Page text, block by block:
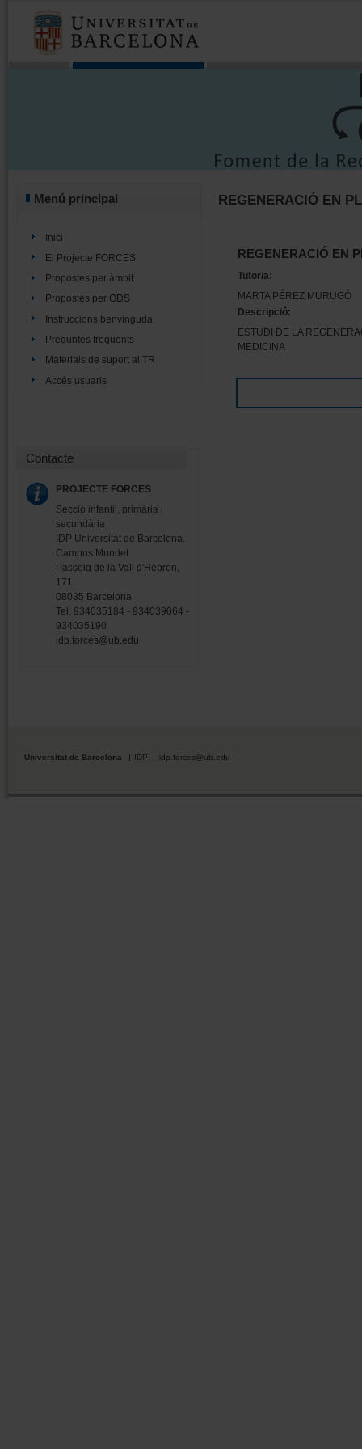
Menú principal
Inici
El Projecte FORCES
Propostes per àmbit
Propostes per ODS
Instruccions benvinguda
Preguntes freqüents
Materials de suport al TR
Accés usuaris
Contacte
PROJECTE FORCES
Secció infantil, primària i
secundària
IDP Universitat de Barcelona.
Campus Mundet
Passeig de la Vall d'Hebron,
171
08035 Barcelona
Tel. 934035184 - 934039064 -
934035190
idp.forces@ub.edu
REGENERACIÓ EN
REGENERACIÓ EN
Tutor/a:
MARTA PÉREZ MURUGÓ
Descripció:
ESTUDI DE LA
MEDICINA
Universitat de Barcelona IDP idp.forces@ub.edu